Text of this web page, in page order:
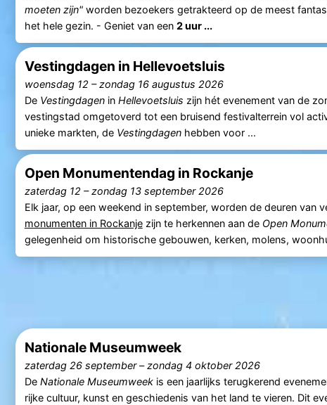
moeten zijn"worden bezoekers getrakteerd op de meest
het hele gezin. - Geniet van een 2 uur ...
Vestingdagen in Hellevoetsluis
woensdag 12 –zondag 16 augustus 2026
De Vestingdagenin Hellevoetsluis zijn hét evenement van de
vestingstad omgetoverd tot een bruisend festivalterrein vol
unieke markten, de Vestingdagenhebben voor ...
Open Monumentendag in Rockanje
zaterdag 12 –zondag 13 september 2026
Elk jaar, op een weekend in september, worden de deuren
monumenten in Rockanjezijn te herkennen aan de Open
gelegenheid om historische gebouwen, kerken, molens,
Nationale Museumweek
zaterdag 26 september–zondag 4 oktober 2026
De Nationale Museumweekis een jaarlijks terugkerend
rijke cultuur, kunst en geschiedenis van het land te vieren. Dit